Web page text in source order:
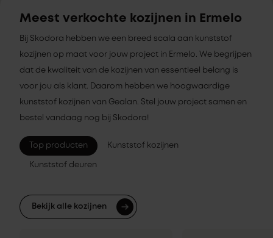
Meest verkochte kozijnen in Ermelo
Bij Skodora hebben we een breed scala aan kunststof
kozijnen op maat voor jouw project in Ermelo. We begrijpen
dat de kwaliteit van de kozijnen van essentieel belang is
voor jou als klant. Daarom hebben we hoogwaardige
kunststof kozijnen van Gealan. Stel jouw project samen en
bestel vandaag nog bij Skodora!
Top producten Kunststof kozijnen
Kunststof deuren
Bekijk alle kozijnen